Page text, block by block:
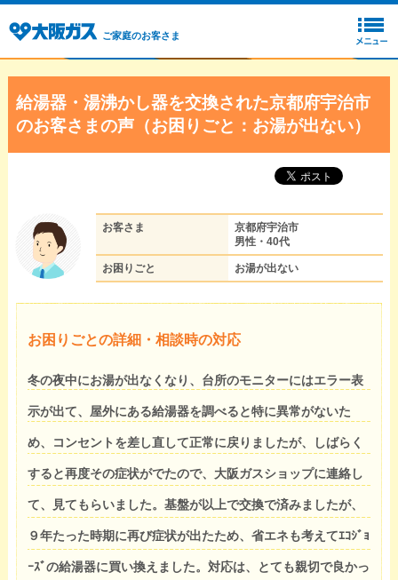
ご家庭のお客さま
給湯器・湯沸かし器を交換された京都府宇治市
のお客さまの声（お困りごと：お湯が出ない）
お客さま
京都府宇治市
男性・40代
お困りごと お湯が出ない
お困りごとの詳細・相談時の対応
冬の夜中にお湯が出なくなり、台所のモニターにはエラー表
示が出て、屋外にある給湯器を調べると特に異常がないた
め、コンセントを差し直して正常に戻りましたが、しばらく
すると再度その症状がでたので、大阪ガスショップに連絡し
て、見てもらいました。基盤が以上で交換で済みましたが、
９年たった時期に再び症状が出たため、省エネも考えてｴｺｼﾞｮ
ｰｽﾞの給湯器に買い換えました。対応は、とても親切で良かっ